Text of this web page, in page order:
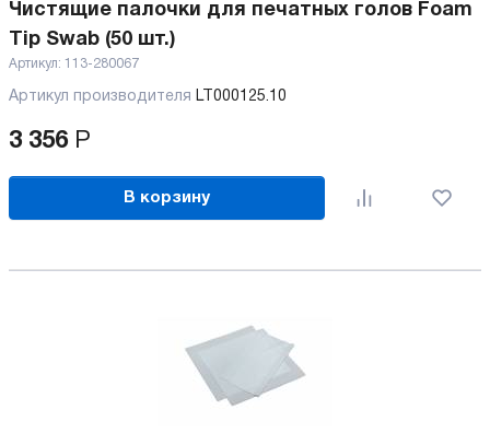
Чистящие палочки для печатных голов Foam
Tip Swab (50 шт.)
Артикул: 113-280067
Артикул производителя LT000125.10
3 356 Р
В корзину